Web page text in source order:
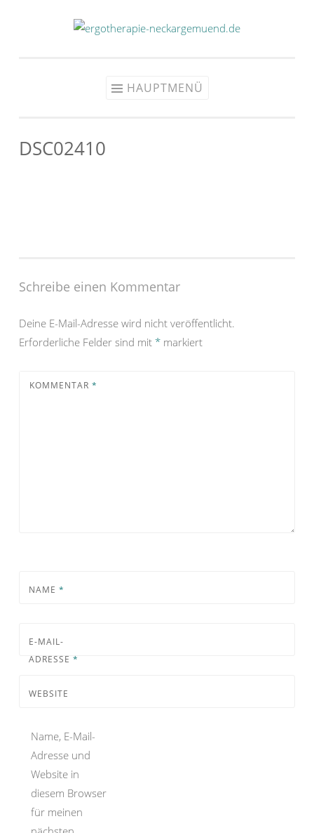
HAUPTMENÜ
DSC02410
Schreibe einen Kommentar
Deine E-Mail-Adresse wird nicht veröffentlicht.
Erforderliche Felder sind mit * markiert
KOMMENTAR *
NAME *
E-MAIL-
ADRESSE *
WEBSITE
Name, E-Mail-
Adresse und
Website in
diesem Browser
für meinen